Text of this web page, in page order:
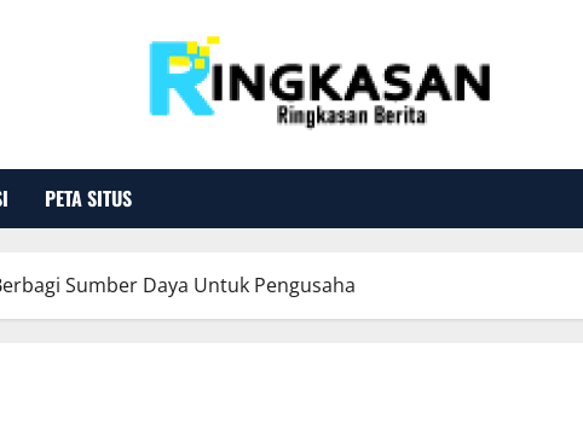
PETA SITUS
Sumber Daya Untuk Pengusaha